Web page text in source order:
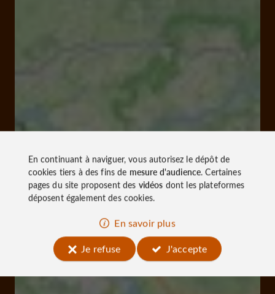
En continuant à naviguer, vous autorisez le dépôt de
cookies tiers à des fins de mesure d'audience. Certaines
pages du site proposent des vidéos dont les plateformes
déposent également des cookies.
En savoir plus
Je refuse
J'accepte